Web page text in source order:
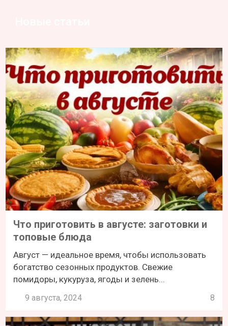
Что приготовить в августе: заготовки и
топовые блюда
Август — идеальное время, чтобы использовать
богатство сезонных продуктов. Свежие
помидоры, кукуруза, ягоды и зелень...
9 августа, 2024 8